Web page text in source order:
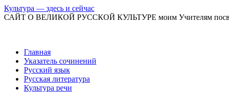
Культура — здесь и сейчас
САЙТ О ВЕЛИКОЙ РУССКОЙ КУЛЬТУРЕ моим Учителям
Перейти
содержимому
Главная
Указатель сочинений
Русский язык
Русская литература
Культура речи